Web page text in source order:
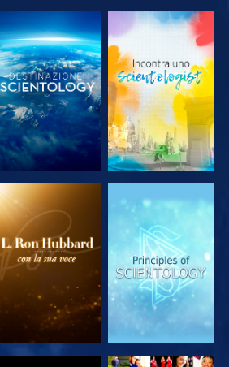
ESPLORA LE
SERIE
ESPLORA LE
SERIE